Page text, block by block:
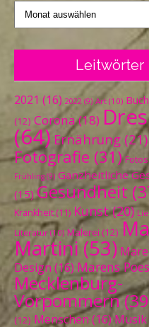
Vergangenes
Leitwörter
2021 (16) 2022 (9) Art (10) Buch
(12) Corona(18)
(64) Ernährung (21)
Fotografie (31)
Frühling (9) Ganzheitliche
(15) Gesundheit
Krankheit (11) Kunst(20)
Literatur (10) Malerei (12)
Martini(53)
Design (16) Marens
Mecklenburg-
Vorpommern
(12) Menschen (16) Musik